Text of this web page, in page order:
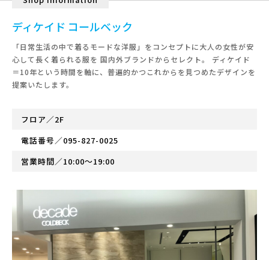
ディケイド コールベック
「日常生活の中で着るモードな洋服」をコンセプトに大人の女性が安
心して長く着られる服を 国内外ブランドからセレクト。 ディケイド
＝10年という時間を軸に、普遍的かつこれからを見つめたデザインを
提案いたします。
フロア／2F
電話番号／095-827-0025
営業時間／10:00～19:00